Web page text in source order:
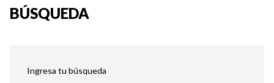
BÚSQUEDA
Ingresa tu búsqueda